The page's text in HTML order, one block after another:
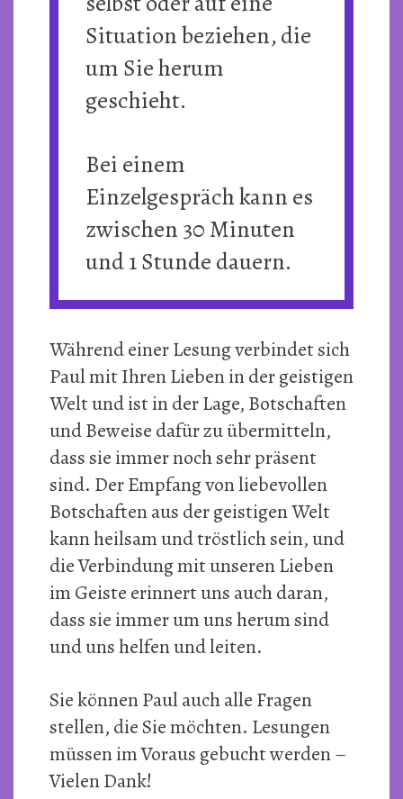
Situation beziehen, die
um Sie herum
geschieht.
Bei einem
Einzelgespräch kann es
zwischen 30 Minuten
und 1 Stunde dauern.
Während einer Lesung verbindet sich
Paul mit Ihren Lieben in der geistigen
Welt und ist in der Lage, Botschaften
und Beweise dafür zu übermitteln,
dass sie immer noch sehr präsent
sind. Der Empfang von liebevollen
Botschaften aus der geistigen Welt
kann heilsam und tröstlich sein, und
die Verbindung mit unseren Lieben
im Geiste erinnert uns auch daran,
dass sie immer um uns herum sind
und uns helfen und leiten.
Sie können Paul auch alle Fragen
stellen, die Sie möchten. Lesungen
müssen im Voraus gebucht werden –
Vielen Dank!